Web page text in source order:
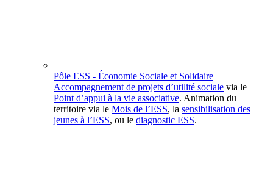
Pôle ESS - Économie Sociale et Solidaire
Accompagnement de projets d’utilité sociale via le
Point d’appui à la vie associative. Animation du
territoire via le Mois de l’ESS, la sensibilisation des
jeunes à l’ESS, ou le diagnostic ESS.